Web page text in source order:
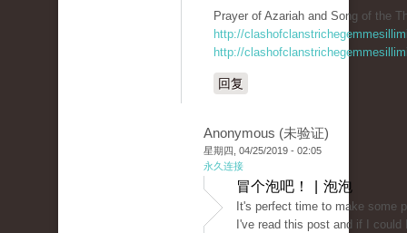
Prayer of Azariah and Song of the
http://
http://
回复
Anonymous (未验证)
星期四, 04/25/2019 - 02:05
永久连接
冒个泡吧！ | 泡泡
It's perfect time to make some
I've read this post and if I